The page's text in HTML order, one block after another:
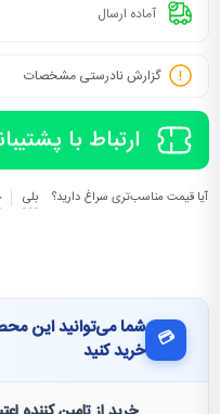
آماده ارسال
گزارش نادرستی مشخصات
ارتباط با
آیا قیمت مناسب‌تری سراغ دارید؟ بلی
💳 شما می‌توانید این
خرید کنید